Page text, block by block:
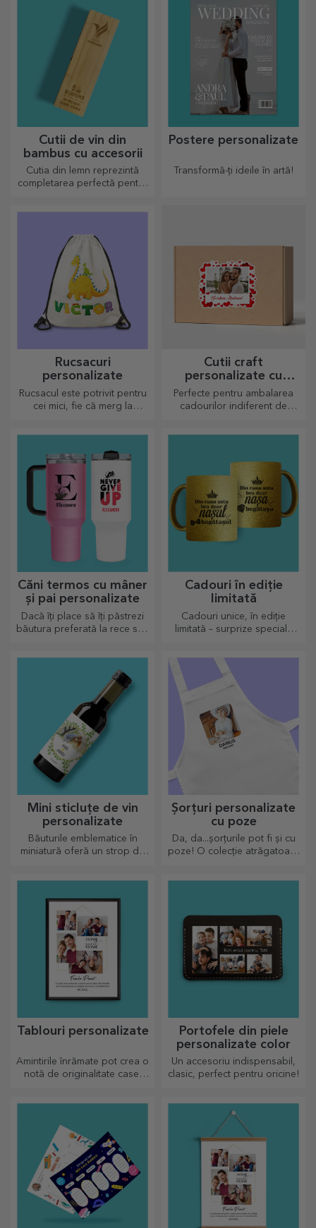
Cutii de vin din
bambus cu accesorii
Cutia din lemn reprezintă
completarea perfectă pentru
Postere personalizate
Transformă-ți ideile în artă!
Rucsacuri
personalizate
Rucsacul este potrivit pentru
cei mici, fie că merg la
Cutii craft
personalizate cu
sticker
Perfecte pentru ambalarea
cadourilor indiferent de
Căni termos cu mâner
și pai personalizate
Dacă îți place să îți păstrezi
băutura preferată la rece sau
este perfect pentru astfel de
Cadouri în ediție
limitată
Cadouri unice, în ediție
limitată – surprize speciale
Mini sticluțe de vin
personalizate
Băuturile emblematice în
miniatură oferă un strop de
Șorțuri personalizate
cu poze
Da, da...șorțurile pot fi și cu
poze! O colecție atrăgatoare
Tablouri personalizate
Amintirile înrămate pot crea o
notă de originalitate casei
Portofele din piele
personalizate color
Un accesoriu indispensabil,
clasic, perfect pentru oricine!